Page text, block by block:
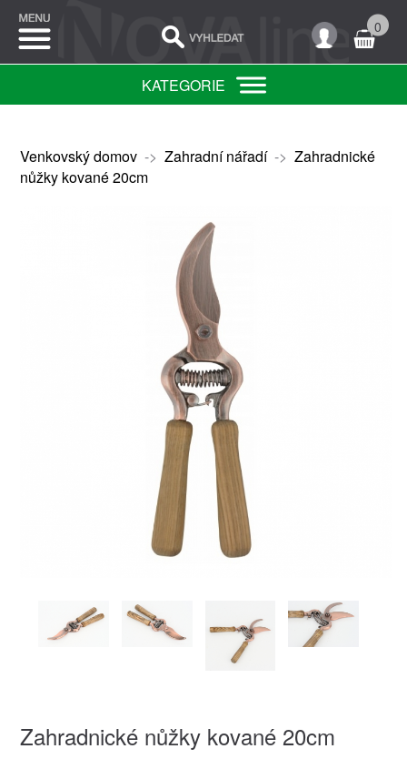
0
KATEGORIE
Venkovský domov-> Zahradní nářadí-> Zahradnické
nůžky kované 20cm
Zahradnické nůžky kované 20cm